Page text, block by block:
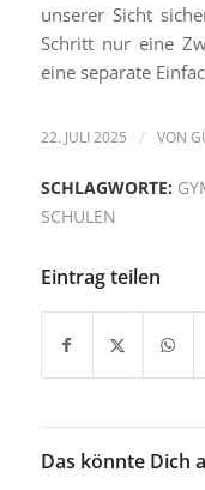
unserer Sicht
Schritt nur eine
eine separate
22. JULI 2025 / VON
SCHLAGWORTE:
SCHULEN
Eintrag teilen
Das könnte Dich